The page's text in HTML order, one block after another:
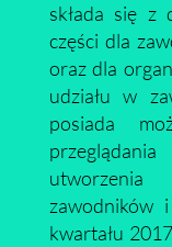
składa się z
części dla
oraz dla
udziału w
posiada
zawodników
kwartału